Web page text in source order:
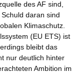
des AF sind,
daran sind
Klimaschutz.
(EU ETS) ist
bleibt das
nur deutlich hinter
Ambition im